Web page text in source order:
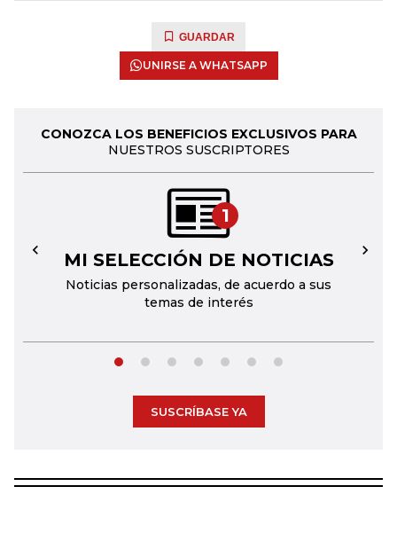
GUARDAR
UNIRSE A WHATSAPP
CONOZCA LOS BENEFICIOS EXCLUSIVOS PARA
NUESTROS SUSCRIPTORES
1
MI SELECCIÓN DE NOTICIAS
Noticias personalizadas, de acuerdo a sus
temas de interés
← →
SUSCRÍBASE YA